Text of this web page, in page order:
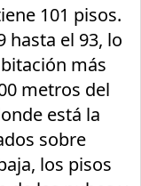
101 pisos.
hasta el 93, lo
más
metros del
está la
sobre
los pisos